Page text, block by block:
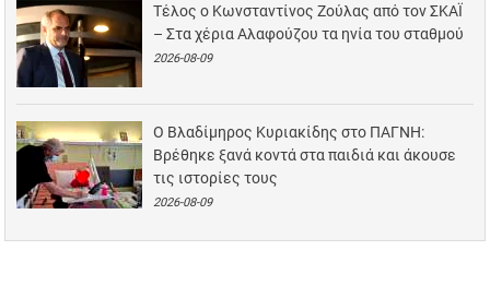
Τέλος ο Κωνσταντίνος Ζούλας από τον ΣΚΑΪ
– Στα χέρια Αλαφούζου τα ηνία του σταθμού
2026-08-09
Ο Βλαδίμηρος Κυριακίδης στο ΠΑΓΝΗ:
Βρέθηκε ξανά κοντά στα παιδιά και άκουσε
τις ιστορίες τους
2026-08-09